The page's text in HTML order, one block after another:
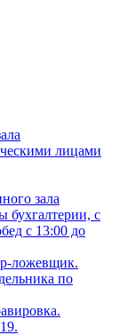
лицами
зала
бухгалтерии, с
с 13:00 до
ложевщик.
по